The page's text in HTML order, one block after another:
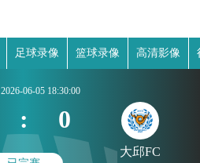
足球录像 篮球录像 高清影像
2026-06-05 18:30:00
: 0
大邱FC